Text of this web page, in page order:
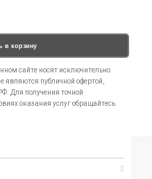
в корзину
сайте носят исключительно
являются публичной офертой,
Для получения точной
оказания услуг обращайтесь